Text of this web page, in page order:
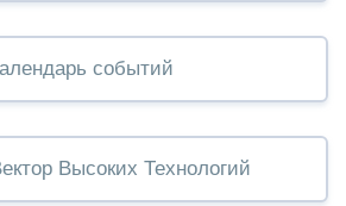
событий
Высоких Технологий